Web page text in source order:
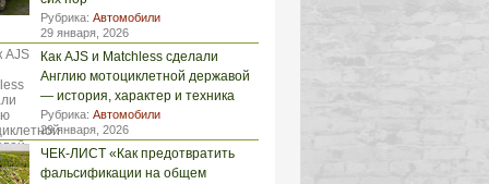
Рубрика: Автомобили
29 января, 2026
Как AJS и Matchless сделали
Англию мотоциклетной державой
— история, характер и техника
Рубрика: Автомобили
29 января, 2026
ЧЕК-ЛИСТ «Как предотвратить
фальсификации на общем